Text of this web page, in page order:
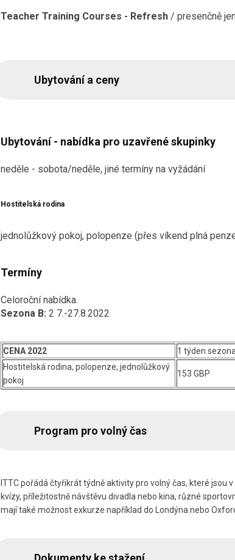
Teacher Training Courses - Refresh/ presenčně
Ubytování a ceny
Ubytování - nabídka pro uzavřené skupinky
neděle - sobota/neděle, jiné termíny na vyžádání
Hostitelská rodina
jednolůžkový pokoj, polopenze (přes víkend plná
Termíny
Celoroční nabídka.
Sezona B: 2 7.-27.8.2022
CENA 2022 1 týden
Hostitelská rodina, polopenze, jednolůžkový
pokoj
153 GBP
Program pro volný čas
ITTC pořádá čtyřikrát týdně aktivity pro volný čas, které jsou
kvízy, příležitostně návštěvu divadla nebo kina, různé
mají také možnost exkurze například do Londýna nebo